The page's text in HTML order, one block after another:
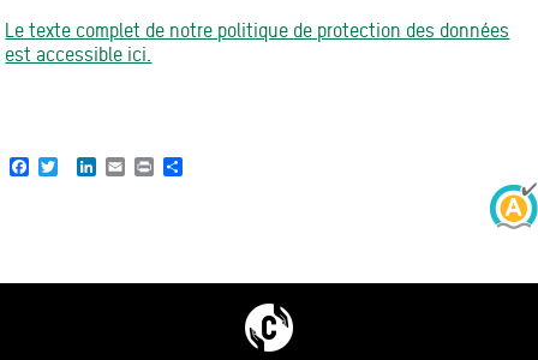
Le texte complet de notre politique de protection des données
est accessible ici.
Facebook
TwitterLinkedIn
EmailPrint